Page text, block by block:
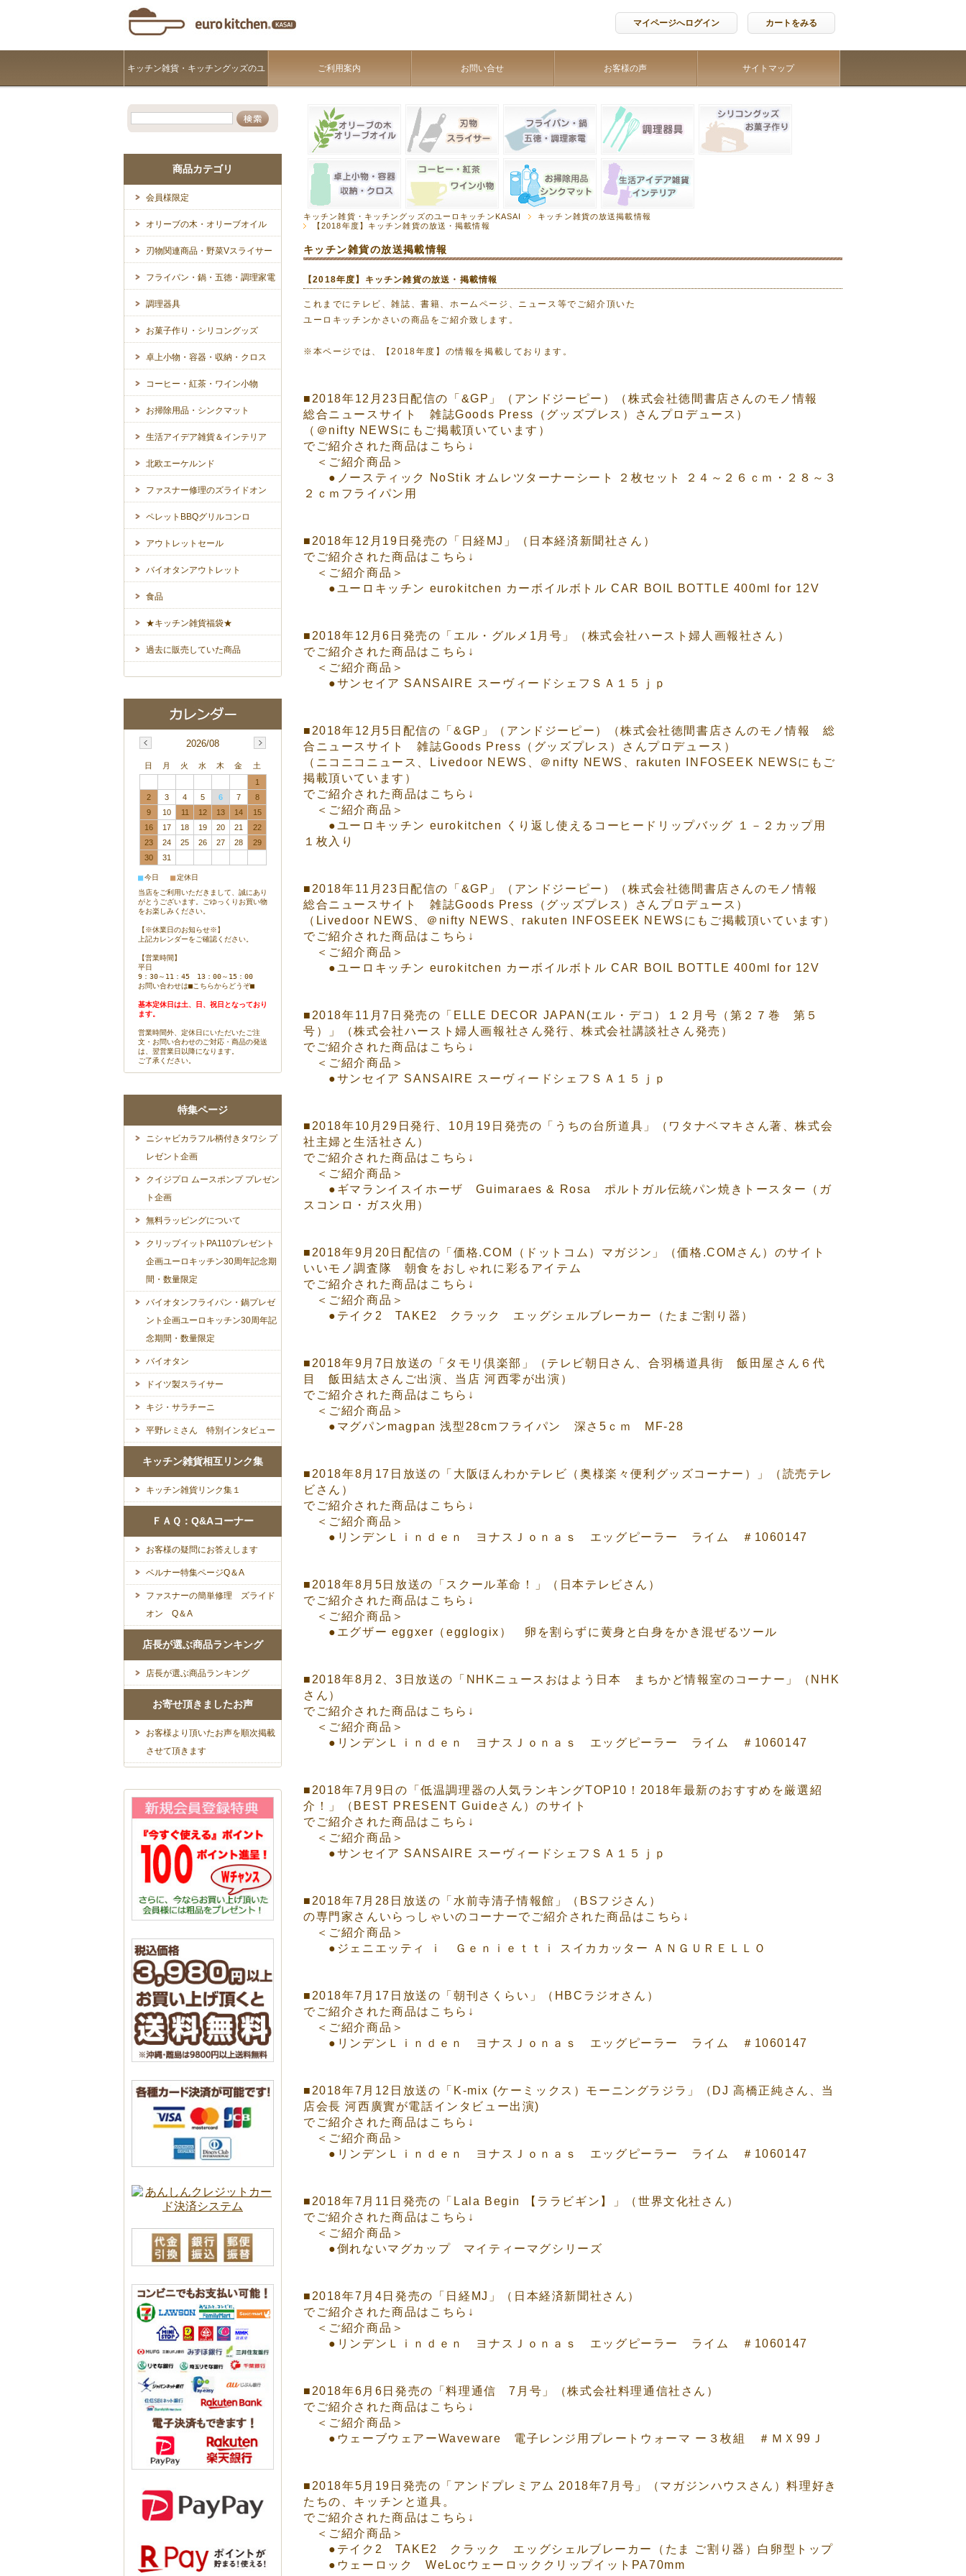
マイページへログイン カートをみる
キッチン雑貨・キッチングッズのユ
ーロキッチンKASAI
ご利用案内 お問い合せ お客様の声 サイトマップ
キッチン雑貨・キッチングッズのユーロキッチンKASAI
キッチン雑貨の放送掲載情報
【2018年度】キッチン雑貨の放送・掲載情報
キッチン雑貨の放送掲載情報
【2018年度】キッチン雑貨の放送・掲載情報
これまでにテレビ、雑誌、書籍、ホームページ、ニュース等でご紹介頂いた
ユーロキッチンかさいの商品をご紹介致します。
※本ページでは、【2018年度】の情報を掲載しております。
■ 2018年12月23日配信の「&GP」（アンドジーピー）（株式会社徳間書店さんのモノ情報
総合ニュースサイト 雑誌Goods Press（グッズプレス）さんプロデュース）
（ ＠nifty NEWSにもご掲載頂いています）
でご紹介された商品はこちら↓
＜ご紹介商品＞
●ノースティック NoStik オムレツターナーシート ２枚セット ２４～２６ｃｍ・２８～３
２ｃｍフライパン用
■ 2018年12月19日発売の「日経MJ」（日本経済新聞社さん）
でご紹介された商品はこちら↓
＜ご紹介商品＞
●ユーロキッチン eurokitchen カーボイルボトル CAR BOIL BOTTLE 400ml for 12V
■ 2018年12月6日発売の「エル・グルメ1月号」（株式会社ハースト婦人画報社さん）
でご紹介された商品はこちら↓
＜ご紹介商品＞
●サンセイア SANSAIRE スーヴィードシェフＳＡ１５ｊｐ
■ 2018年12月5日配信の「&GP」（アンドジーピー）（株式会社徳間書店さんのモノ情報 総
合ニュースサイト 雑誌Goods Press（グッズプレス）さんプロデュース）
（ ニコニコニュース Livedoor NEWS ＠nifty NEWS rakuten INFOSEEK NEWSにもご
掲載頂いています）
でご紹介された商品はこちら↓
＜ご紹介商品＞
●ユーロキッチン eurokitchen くり返し使えるコーヒードリップバッグ １－２カップ用
１枚入り
■ 2018年11月23日配信の「&GP」（アンドジーピー）（株式会社徳間書店さんのモノ情報
総合ニュースサイト 雑誌Goods Press（グッズプレス）さんプロデュース）
（ Livedoor NEWS ＠nifty NEWS rakuten INFOSEEK NEWS にもご掲載頂いています）
でご紹介された商品はこちら↓
＜ご紹介商品＞
●ユーロキッチン eurokitchen カーボイルボトル CAR BOIL BOTTLE 400ml for 12V
■ 2018年11月7日発売の「ELLE DECOR JAPAN(エル・デコ）１２月号（第２７巻 第５
号）」（株式会社ハースト婦人画報社さん発行、株式会社講談社さん発売）
でご紹介された商品はこちら↓
＜ご紹介商品＞
●サンセイア SANSAIRE スーヴィードシェフＳＡ１５ｊｐ
■ 2018年10月29日発行、10月19日発売の「うちの台所道具」（ワタナベマキさん著、株式会
社主婦と生活社さん）
でご紹介された商品はこちら↓
＜ご紹介商品＞
●ギマランイスイホーザ Guimaraes & Rosa ポルトガル伝統パン焼きトースター（ガ
スコンロ・ガス火用）
■ 2018年9月20日配信の「価格.COM（ドットコム）マガジン」（価格.COMさん）のサイト
いいモノ調査隊 朝食をおしゃれに彩るアイテム
でご紹介された商品はこちら↓
＜ご紹介商品＞
●テイク2 TAKE2 クラック エッグシェルブレーカー（たまご割り器）
■ 2018年9月7日放送の「タモリ倶楽部」（テレビ朝日さん、合羽橋道具街 飯田屋さん６代
目 飯田結太さんご出演、当店 河西零が出演）
でご紹介された商品はこちら↓
＜ご紹介商品＞
●マグパンmagpan 浅型28cmフライパン 深さ5ｃｍ MF-28
■ 2018年8月17日放送の「大阪ほんわかテレビ（奥様楽々便利グッズコーナー）」（読売テレ
ビさん）
でご紹介された商品はこちら↓
＜ご紹介商品＞
●リンデンＬｉｎｄｅｎ ヨナスＪｏｎａｓ エッグピーラー ライム ＃1060147
■ 2018年8月5日放送の「スクール革命！」（日本テレビさん）
でご紹介された商品はこちら↓
＜ご紹介商品＞
●エグザー eggxer（egglogix） 卵を割らずに黄身と白身をかき混ぜるツール
■ 2018年8月2、3日放送の「NHKニュースおはよう日本 まちかど情報室のコーナー」（NHK
さん）
でご紹介された商品はこちら↓
＜ご紹介商品＞
●リンデンＬｉｎｄｅｎ ヨナスＪｏｎａｓ エッグピーラー ライム ＃1060147
■ 2018年7月9日の「低温調理器の人気ランキングTOP10！2018年最新のおすすめを厳選紹
介！」（BEST PRESENT Guideさん）のサイト
でご紹介された商品はこちら↓
＜ご紹介商品＞
●サンセイア SANSAIRE スーヴィードシェフＳＡ１５ｊｐ
■ 2018年7月28日放送の「水前寺清子情報館」（BSフジさん）
の専門家さんいらっしゃいのコーナーでご紹介された商品はこちら↓
＜ご紹介商品＞
●ジェニエッティ ｉ Ｇｅｎｉｅｔｔｉ スイカカッター ＡＮＧＵＲＥＬＬＯ
■ 2018年7月17日放送の「朝刊さくらい」（HBCラジオさん）
でご紹介された商品はこちら↓
＜ご紹介商品＞
●リンデンＬｉｎｄｅｎ ヨナスＪｏｎａｓ エッグピーラー ライム ＃1060147
■ 2018年7月12日放送の「K-mix (ケーミックス）モーニングラジラ」（DJ 高橋正純さん、当
店会長 河西廣實が電話インタビュー出演)
でご紹介された商品はこちら↓
＜ご紹介商品＞
●リンデンＬｉｎｄｅｎ ヨナスＪｏｎａｓ エッグピーラー ライム ＃1060147
■ 2018年7月11日発売の「Lala Begin 【ララビギン】」（世界文化社さん）
でご紹介された商品はこちら↓
＜ご紹介商品＞
●倒れないマグカップ マイティーマグシリーズ
■ 2018年7月4日発売の「日経MJ」（日本経済新聞社さん）
でご紹介された商品はこちら↓
＜ご紹介商品＞
●リンデンＬｉｎｄｅｎ ヨナスＪｏｎａｓ エッグピーラー ライム ＃1060147
■ 2018年6月6日発売の「料理通信 7月号」（株式会社料理通信社さん）
でご紹介された商品はこちら↓
＜ご紹介商品＞
●ウェーブウェアーWaveware 電子レンジ用プレートウォーマ ー３枚組 ＃ＭＸ99Ｊ
■ 2018年5月19日発売の「アンドプレミアム 2018年7月号」（マガジンハウスさん）料理好き
たちの、キッチンと道具。
でご紹介された商品はこちら↓
＜ご紹介商品＞
●テイク2 TAKE2 クラック エッグシェルブレーカー（たま ご割り器）白卵型トップ
●ウェーロック WeLocウェーロッククリップイットPA70mm
商品カテゴリ
会員様限定
オリーブの木・オリーブオイル
刃物関連商品・野菜Vスライサー
フライパン・鍋・五徳・調理家電
調理器具
お菓子作り・シリコングッズ
卓上小物・容器・収納・クロス
コーヒー・紅茶・ワイン小物
お掃除用品・シンクマット
生活アイデア雑貨＆インテリア
北欧エーケルンド
ファスナー修理のズライドオン
ペレットBBQグリルコンロ
アウトレットセール
バイオタンアウトレット
食品
★キッチン雑貨福袋★
過去に販売していた商品
2026/08
日 月 火 水 木 金
土
1
2
3 4 5 6 7
8
9
10 11 12 13 14
15
16
17 18 19 20 21
22
23
24 25 26 27 28
29
30
31
■今日 ■定休日
当店をご利用いただきまして、誠にあり
がとうございます。ごゆっくりお買い物
をお楽しみください。
【※休業日のお知らせ※】
上記カレンダーをご確認ください。
【営業時間】
平日
9：30～11：45 13：00～15：00
お問い合わせは■こちらからどうぞ■
基本定休日は土、日、祝日となっており
ます。
営業時間外、定休日にいただいたご注
文・お問い合わせのご対応・商品の発送
は、翌営業日以降になります。
ご了承ください。
特集ページ
ニシャビカラフル柄付きタワシ プ
レゼント企画
クイジプロ ムースポンプ プレゼン
ト企画
無料ラッピングについて
クリップイットPA110プレゼント
企画ユーロキッチン30周年記念期
間・数量限定
バイオタンフライパン・鍋プレゼ
ント企画ユーロキッチン30周年記
念期間・数量限定
バイオタン
ドイツ製スライサー
キジ・サラチーニ
平野レミさん 特別インタビュー
キッチン雑貨相互リンク集
キッチン雑貨リンク集１
ＦＡＱ：Q&Aコーナー
お客様の疑問にお答えします
ベルナー特集ページQ＆A
ファスナーの簡単修理 ズライド
オン Q＆A
店長が選ぶ商品ランキング
店長が選ぶ商品ランキング
お寄せ頂きましたお声
お客様より頂いたお声を順次掲載
させて頂きます